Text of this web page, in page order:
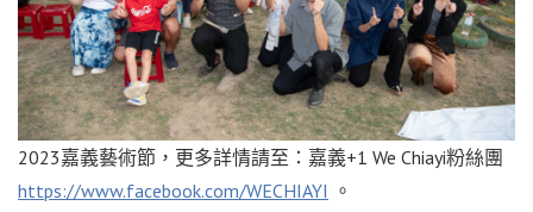
2023嘉義藝術節，更多詳情請至：嘉義+1 We Chiayi粉絲團
https://www.facebook.com/WECHIAYI 。